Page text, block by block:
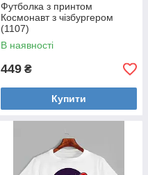
Футболка з принтом
Космонавт з чізбургером
(1107)
В наявності
449 ₴
Купити